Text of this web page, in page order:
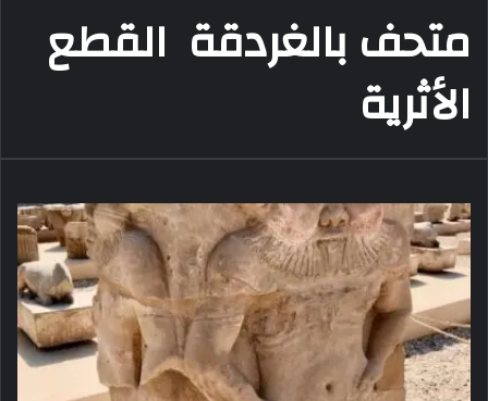
متحف بالغردقة القطع
الأثرية